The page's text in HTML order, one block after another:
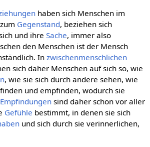
haben sich Menschen im
Gegenstand, beziehen sich
und ihre Sache, immer also
den Menschen ist der Mensch
In zwischenmenschlichen
sich daher Menschen auf sich so, wie
, wie sie sich durch andere sehen, wie
und empfinden, wodurch sie
Empfindungensind daher schon vor aller
Gefühle bestimmt, in denen sie sich
und sich durch sie verinnerlichen,